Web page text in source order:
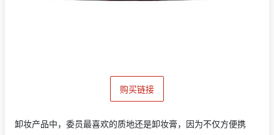
购买链接
卸妆产品中，委员最喜欢的质地还是卸妆膏，因为不仅方便携